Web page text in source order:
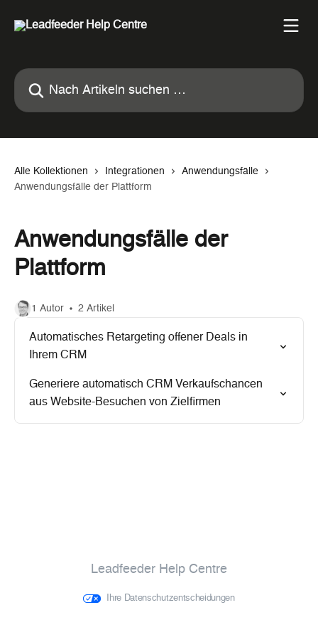
Nach Artikeln suchen …
Alle Kollektionen Integrationen
Anwendungsfälle
Anwendungsfälle der Plattform
Anwendungsfälle der
Plattform
1 Autor 2 Artikel
Automatisches Retargeting offener Deals in
Ihrem CRM
Generiere automatisch CRM Verkaufschancen
aus Website-Besuchen von Zielfirmen
Leadfeeder Help Centre
Ihre Datenschutzentscheidungen